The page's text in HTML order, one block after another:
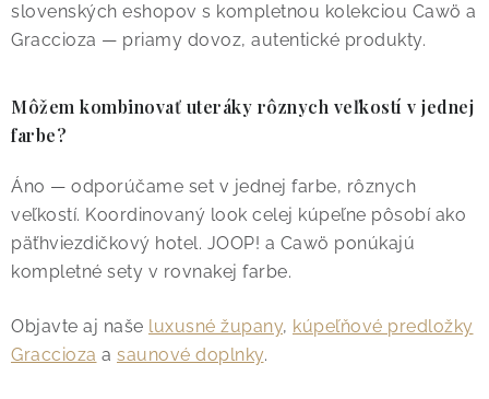
slovenských eshopov s kompletnou kolekciou Cawö a
Graccioza — priamy dovoz, autentické produkty.
Môžem kombinovať uteráky rôznych veľkostí v jednej
farbe?
Áno — odporúčame set v jednej farbe, rôznych
veľkostí. Koordinovaný look celej kúpeľne pôsobí ako
päťhviezdičkový hotel. JOOP! a Cawö ponúkajú
kompletné sety v rovnakej farbe.
Objavte aj naše luxusné župany, kúpeľňové predložky
Graccioza a saunové doplnky.